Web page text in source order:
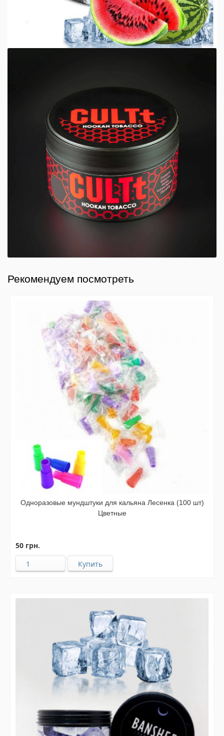
Рекомендуем посмотреть
Одноразовые мундштуки для кальяна Лесенка (100 шт)
Цветные
50 грн.